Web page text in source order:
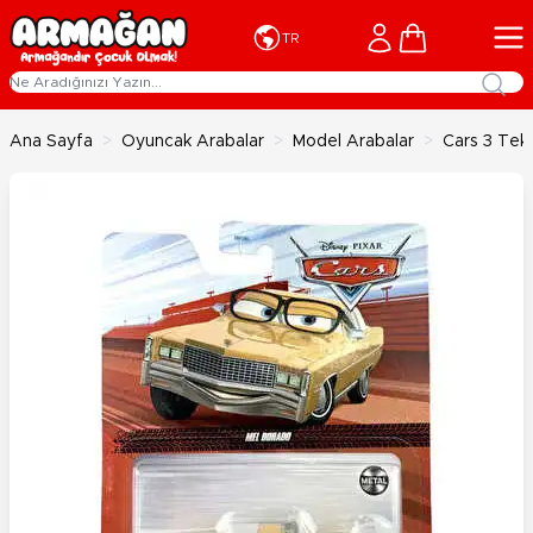
İçeriğe geç
TR Cart
Ana Sayfa > Oyuncak Arabalar > Model Arabalar > Cars 3